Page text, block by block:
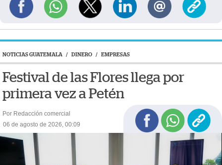
NOTICIAS GUATEMALA / DINERO / EMPRESAS
Festival de las Flores llega por
primera vez a Petén
Por Redacción comercial
06 de agosto de 2026, 00:09